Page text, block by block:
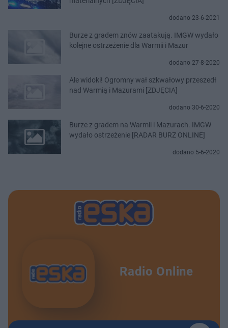
dodano 23-6-2021
Burze z gradem znów zaatakują. IMGW wydało
kolejne ostrzeżenie dla Warmii i Mazur
dodano 27-8-2020
Ale widoki! Ogromny wał szkwałowy przeszedł
nad Warmią i Mazurami [ZDJĘCIA]
dodano 30-6-2020
Burze z gradem na Warmii i Mazurach. IMGW
wydało ostrzeżenie [RADAR BURZ ONLINE]
dodano 5-6-2020
Radio Online